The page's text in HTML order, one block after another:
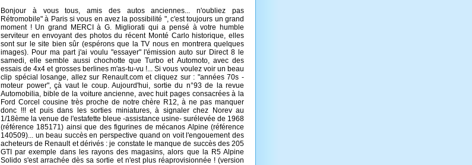
Bonjour à vous tous, amis des autos anciennes... n'oubliez pas
Rétromobile" à Paris si vous en avez la possibilité ", c'est toujours un grand
moment ! Un grand MERCI à G. Migliorati qui a pensé à votre humble
serviteur en envoyant des photos du récent Monté Carlo historique, elles
sont sur le site bien sûr (espérons que la TV nous en montrera quelques
images). Pour ma part j'ai voulu "essayer" l'émission auto sur Direct 8 le
samedi, elle semble aussi chochotte que Turbo et Automoto, avec des
essais de 4x4 et grosses berlines m'as-tu-vu !... Si vous voulez voir un beau
clip spécial losange, allez sur Renault.com et cliquez sur : "années 70s -
moteur power", çà vaut le coup. Aujourd'hui, sortie du n°93 de la revue
Automobilia, bible de la voiture ancienne, avec huit pages consacrées à la
Ford Corcel cousine très proche de notre chère R12, à ne pas manquer
donc !!! et puis dans les sorties miniatures, à signaler chez Norev au
1/18ème la venue de l'estafette bleue -assistance usine- surélevée de 1968
(référence 185171) ainsi que des figurines de mécanos Alpine (référence
140509)... un beau succès en perspective quand on voit l'engouement des
acheteurs de Renault et dérivés : je constate le manque de succès des 205
GTI par exemple dans les rayons des magasins, alors que la R5 Alpine
Solido s'est arrachée dès sa sortie et n'est plus réaprovisionnée ! (version